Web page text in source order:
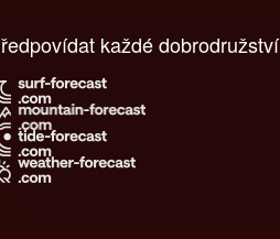
Předpovídat každé dobrodružství